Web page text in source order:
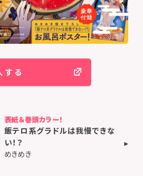
する
表紙＆巻頭カラー！
飯テロ系グラドルは我慢できな
い！？
めきめき